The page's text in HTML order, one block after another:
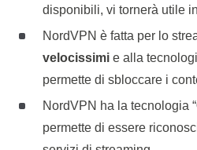
disponibili, vi tornerà utile
NordVPN è fatta per lo
velocissimie alla
permette di sbloccare i
NordVPN ha la tecnologia “
permette di essere